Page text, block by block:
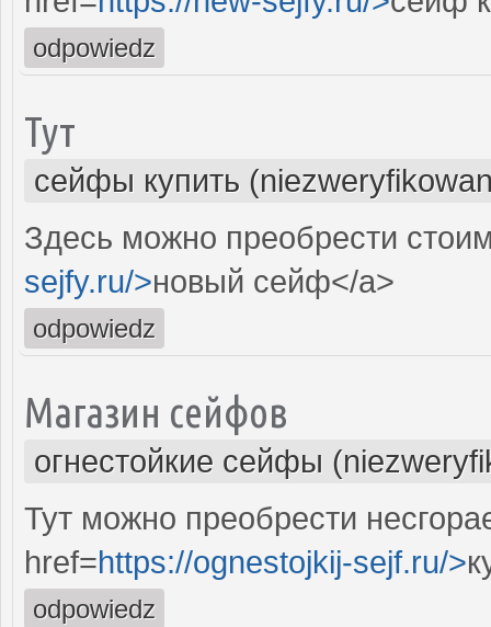
odpowiedz
Тут
сейфы купить
Здесь можно преобрести
sejfy.ru/>новый сейф</a>
odpowiedz
Магазин сейфов
огнестойкие сейфы
Тут можно преобрести
href=https://ognestojkij-sejf.ru/>
odpowiedz